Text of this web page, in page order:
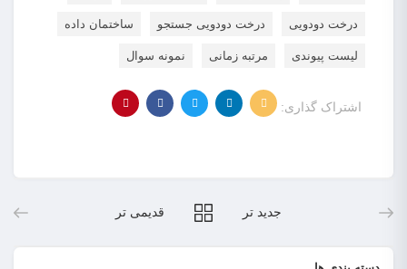
درخت دودویی درخت دودویی جستجو ساختمان داده
لیست پیوندی مرتبه زمانی نمونه سوال
اشتراک گذاری:
جدید تر قدیمی تر